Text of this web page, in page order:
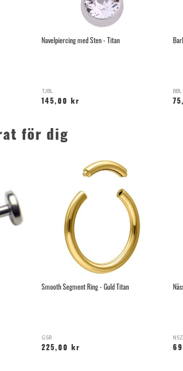
Navelpiercing med Sten - Titan
TJBL
145,00 kr
BBL
för dig
Smooth Segment Ring - Guld Titan
GSR
225,00 kr